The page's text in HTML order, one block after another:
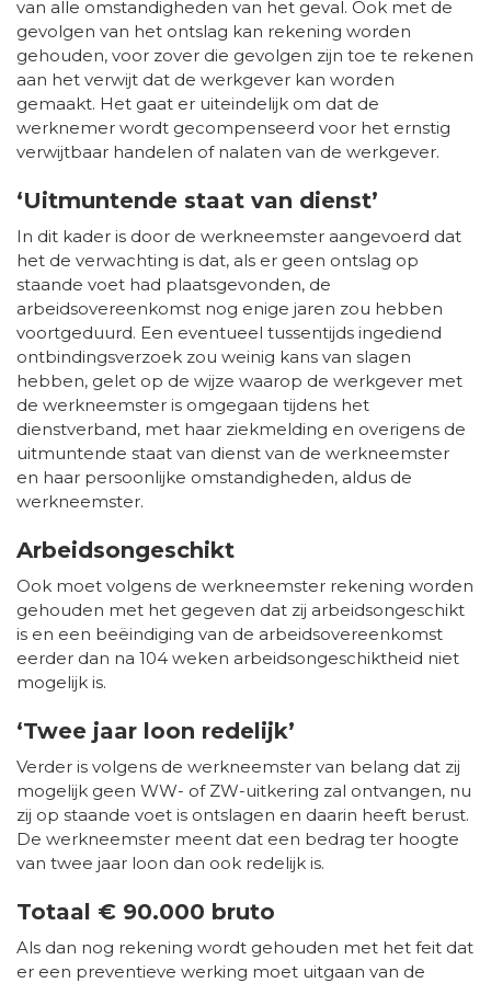
van alle omstandigheden van het geval. Ook met de
gevolgen van het ontslag kan rekening worden
gehouden, voor zover die gevolgen zijn toe te rekenen
aan het verwijt dat de werkgever kan worden
gemaakt. Het gaat er uiteindelijk om dat de
werknemer wordt gecompenseerd voor het ernstig
verwijtbaar handelen of nalaten van de werkgever.
‘Uitmuntende staat van dienst’
In dit kader is door de werkneemster aangevoerd dat
het de verwachting is dat, als er geen ontslag op
staande voet had plaatsgevonden, de
arbeidsovereenkomst nog enige jaren zou hebben
voortgeduurd. Een eventueel tussentijds ingediend
ontbindingsverzoek zou weinig kans van slagen
hebben, gelet op de wijze waarop de werkgever met
de werkneemster is omgegaan tijdens het
dienstverband, met haar ziekmelding en overigens de
uitmuntende staat van dienst van de werkneemster
en haar persoonlijke omstandigheden, aldus de
werkneemster.
Arbeidsongeschikt
Ook moet volgens de werkneemster rekening worden
gehouden met het gegeven dat zij arbeidsongeschikt
is en een beëindiging van de arbeidsovereenkomst
eerder dan na 104 weken arbeidsongeschiktheid niet
mogelijk is.
‘Twee jaar loon redelijk’
Verder is volgens de werkneemster van belang dat zij
mogelijk geen WW- of ZW-uitkering zal ontvangen, nu
zij op staande voet is ontslagen en daarin heeft berust.
De werkneemster meent dat een bedrag ter hoogte
van twee jaar loon dan ook redelijk is.
Totaal € 90.000 bruto
Als dan nog rekening wordt gehouden met het feit dat
er een preventieve werking moet uitgaan van de